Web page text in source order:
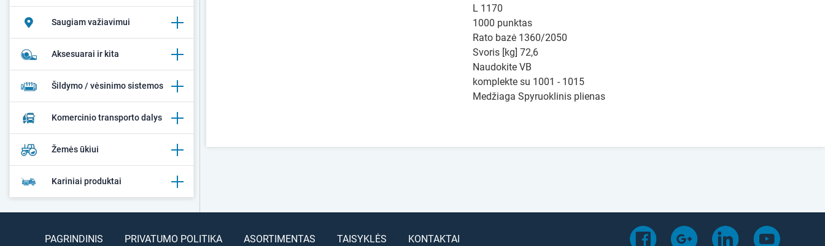
Saugiam važiavimui
Aksesuarai ir kita
Šildymo / vėsinimo sistemos
Komercinio transporto dalys
Žemės ūkiui
Kariniai produktai
L 1170
1000 punktas
Rato bazė 1360/2050
Svoris [kg] 72,6
Naudokite VB
komplekte su 1001 - 1015
Medžiaga Spyruoklinis plienas
PAGRINDINIS PRIVATUMO POLITIKA ASORTIMENTAS TAISYKLĖS KONTAKTAI